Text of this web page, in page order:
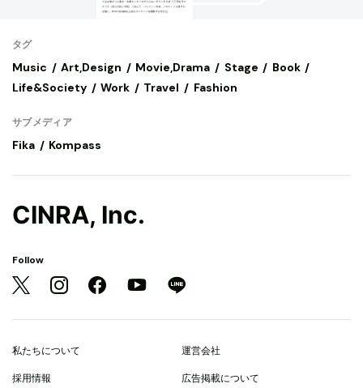
タグ
Music Art,Design Movie,Drama Stage
Book
Life&Society
Work Travel Fashion
サブメディア
Fika Kompass
CINRA, Inc.
Follow
私たちについて 運営会社
採用情報 広告掲載について